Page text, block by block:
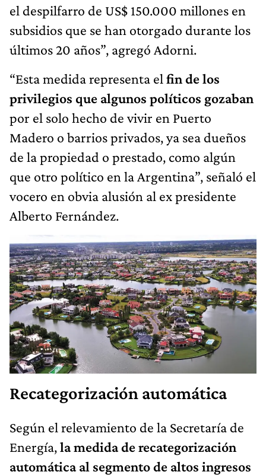
el despilfarro de US$ 150.000 millones en
subsidios que se han otorgado durante los
últimos 20 años”, agregó Adorni.
“Esta medida representa el fin de los
privilegios que algunos políticos gozaban
por el solo hecho de vivir en Puerto
Madero o barrios privados, ya sea dueños
de la propiedad o prestado, como algún
que otro político en la Argentina”, señaló el
vocero en obvia alusión al ex presidente
Alberto Fernández.
Recategorización automática
Según el relevamiento de la Secretaría de
Energía,la medida de recategorización
automática al segmento de altos ingresos